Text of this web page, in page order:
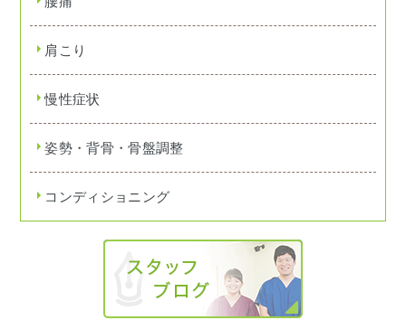
肩こり
慢性症状
姿勢・背骨・骨盤調整
コンディショニング